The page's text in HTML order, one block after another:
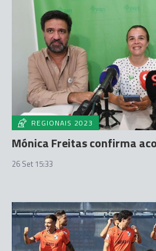
REGIONAIS 2023
Mónica Freitas confirma
26 Set 15:33